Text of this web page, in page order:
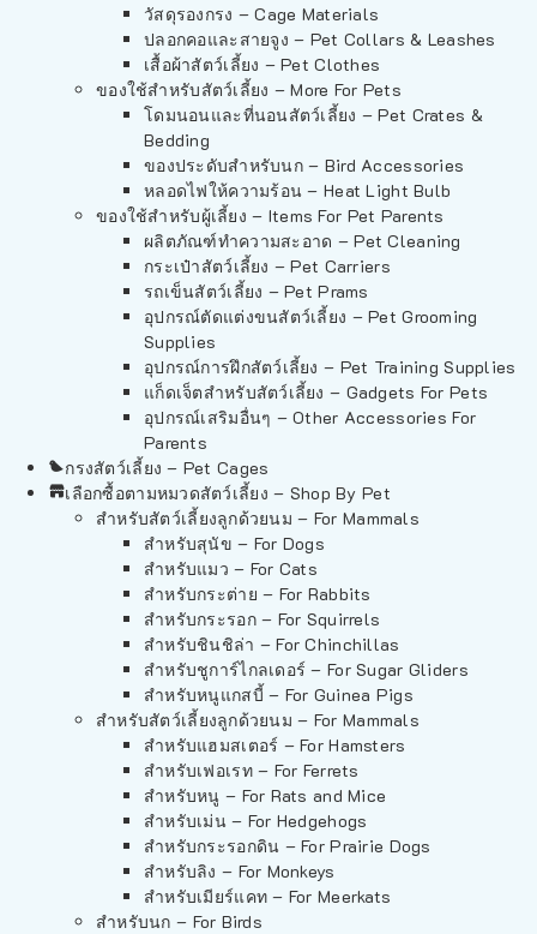
วัสดุรองกรง – Cage Materials
ปลอกคอและสายจูง – Pet Collars & Leashes
เสื้อผ้าสัตว์เลี้ยง – Pet Clothes
ของใช้สำหรับสัตว์เลี้ยง – More For Pets
โดมนอนและที่นอนสัตว์เลี้ยง – Pet Crates &
Bedding
ของประดับสำหรับนก – Bird Accessories
หลอดไฟให้ความร้อน – Heat Light Bulb
ของใช้สำหรับผู้เลี้ยง – Items For Pet Parents
ผลิตภัณฑ์ทำความสะอาด – Pet Cleaning
กระเป๋าสัตว์เลี้ยง – Pet Carriers
รถเข็นสัตว์เลี้ยง – Pet Prams
อุปกรณ์ตัดแต่งขนสัตว์เลี้ยง – Pet Grooming
Supplies
อุปกรณ์การฝึกสัตว์เลี้ยง – Pet Training Supplies
แก็ดเจ็ตสำหรับสัตว์เลี้ยง – Gadgets For Pets
อุปกรณ์เสริมอื่นๆ – Other Accessories For
Parents
กรงสัตว์เลี้ยง – Pet Cages
เลือกซื้อตามหมวดสัตว์เลี้ยง – Shop By Pet
สำหรับสัตว์เลี้ยงลูกด้วยนม – For Mammals
สำหรับสุนัข – For Dogs
สำหรับแมว – For Cats
สำหรับกระต่าย – For Rabbits
สำหรับกระรอก – For Squirrels
สำหรับชินชิล่า – For Chinchillas
สำหรับชูการ์ไกลเดอร์ – For Sugar Gliders
สำหรับหนูแกสบี้ – For Guinea Pigs
สำหรับสัตว์เลี้ยงลูกด้วยนม – For Mammals
สำหรับแฮมสเตอร์ – For Hamsters
สำหรับเฟอเรท – For Ferrets
สำหรับหนู – For Rats and Mice
สำหรับเม่น – For Hedgehogs
สำหรับกระรอกดิน – For Prairie Dogs
สำหรับลิง – For Monkeys
สำหรับเมียร์แคท – For Meerkats
สำหรับนก – For Birds